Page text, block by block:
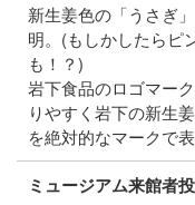
新生姜色の「うさぎ
明。(もしかしたらピ
も！？)
岩下食品のロゴマー
りやすく岩下の新生
を絶対的なマークで
ミュージアム来館者